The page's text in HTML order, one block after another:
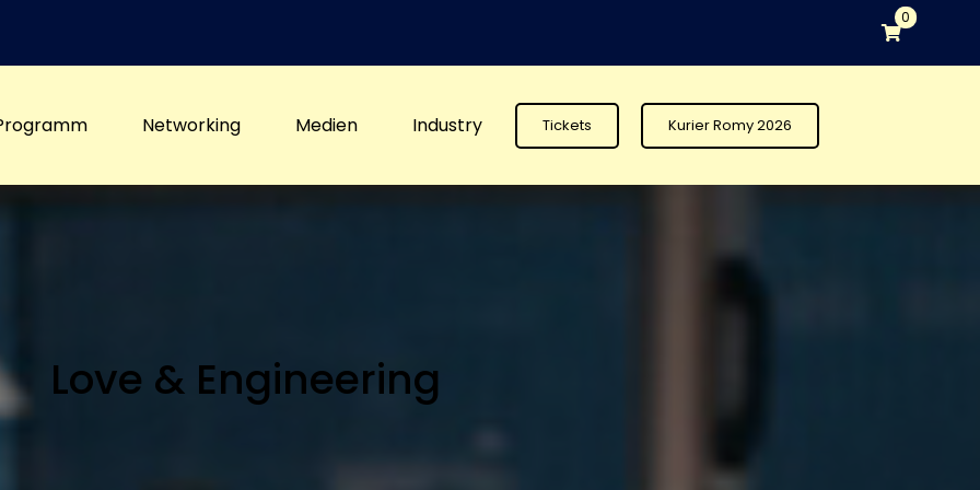
0
Networking Medien Industry Tickets Kurier Romy 2026
Love & Engineering